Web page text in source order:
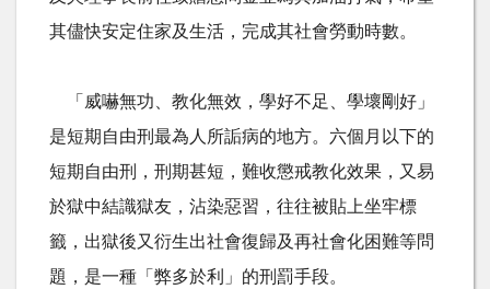
其儘快安定住家及生活，完成其社會勞動時數。
「威嚇無功、教化無效，學好不足、學壞剛好」
是短期自由刑最為人所詬病的地方。六個月以下的
短期自由刑，刑期甚短，難收懲戒教化效果，又易
於獄中結識獄友，沾染惡習，往往被貼上坐牢標
籤，出獄後又衍生出社會復歸及再社會化困難等問
題，是一種「弊多於利」的刑罰手段。